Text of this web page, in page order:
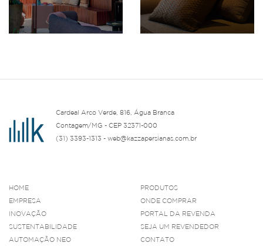
Cardeal Arco Verde, 816, Água Branca
Contagem/MG - CEP 32371-000
(31) 3393-1313 - web@kazzapersianas.com.br
HOME
EMPRESA
INOVAÇÃO
SUSTENTABILIDADE
AUTOMAÇÃO NEO
PRODUTOS
ONDE COMPRAR
PORTAL DA REVENDA
SEJA UM REVENDEDOR
CONTATO